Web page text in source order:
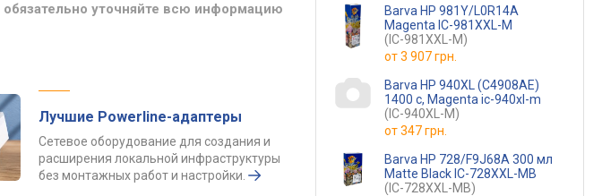
обязательно уточняйте всю информацию
Лучшие Powerline-адаптеры
Сетевое оборудование для создания и
расширения локальной инфраструктуры
без монтажных работ и настройки.
Barva HP 981Y/L0R14A
Magenta IC-981XXL-M
(IC-981XXL-M)
от3 907 грн.
Barva HP 940XL (C4908AE)
1400 c, Magenta ic-940xl-m
(IC-940XL-M)
от347 грн.
Barva HP 728/F9J68A 300 мл
Matte Black IC-728XXL-MB
(IC-728XXL-MB)